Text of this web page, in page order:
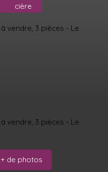
cière
+ de photos